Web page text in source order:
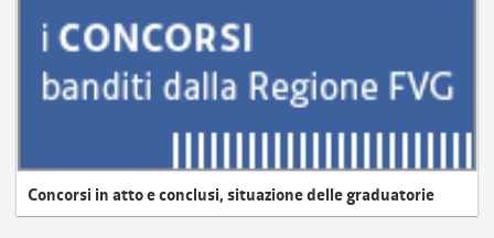
Concorsi in atto e conclusi, situazione delle graduatorie